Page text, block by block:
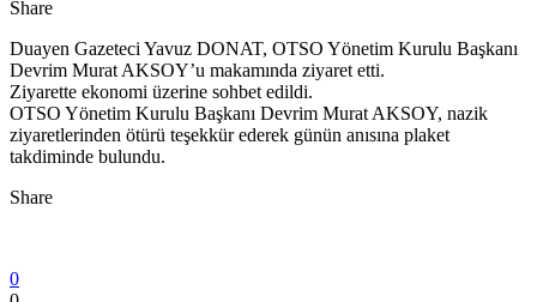
Share
Duayen Gazeteci Yavuz DONAT, OTSO Yönetim Kurulu Başkanı
Devrim Murat AKSOY’u makamında ziyaret etti.
Ziyarette ekonomi üzerine sohbet edildi.
OTSO Yönetim Kurulu Başkanı Devrim Murat AKSOY, nazik
ziyaretlerinden ötürü teşekkür ederek günün anısına plaket
takdiminde bulundu.
Share
0